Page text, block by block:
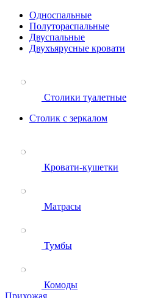
Односпальные
Полутораспальные
Двуспальные
Двухъярусные кровати
Столики туалетные
Столик с зеркалом
Кровати-кушетки
Матрасы
Тумбы
Комоды
Прихожая